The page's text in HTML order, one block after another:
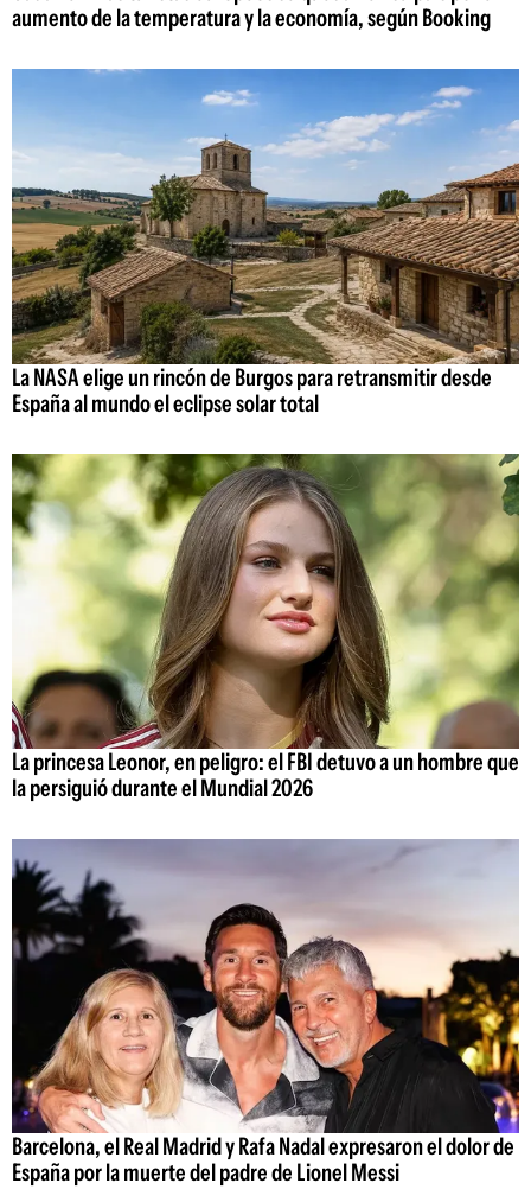
aumento de la temperatura y la economía, según Booking
La NASA elige un rincón de Burgos para retransmitir desde
España al mundo el eclipse solar total
La princesa Leonor, en peligro: el FBI detuvo a un hombre que
la persiguió durante el Mundial 2026
Barcelona, el Real Madrid y Rafa Nadal expresaron el dolor de
España por la muerte del padre de Lionel Messi